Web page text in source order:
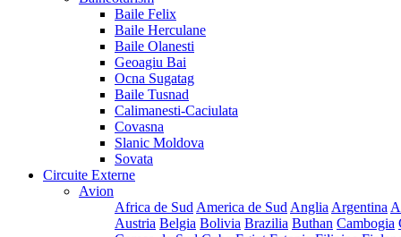
Baile Felix
Baile Herculane
Baile Olanesti
Geoagiu Bai
Ocna Sugatag
Baile Tusnad
Calimanesti-Caciulata
Covasna
Slanic Moldova
Sovata
Circuite Externe
Avion
Africa de Sud America de Sud Anglia Argentina
Austria Belgia Bolivia Brazilia Buthan Cambogia